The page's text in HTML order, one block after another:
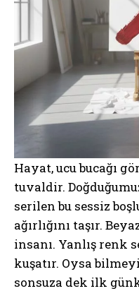
Hayat, ucu bucağı
tuvaldir.
serilen bu sessiz
ağırlığını taşır.
insanı. Yanlış renk
kuşatır. Oysa
sonsuza dek ilk